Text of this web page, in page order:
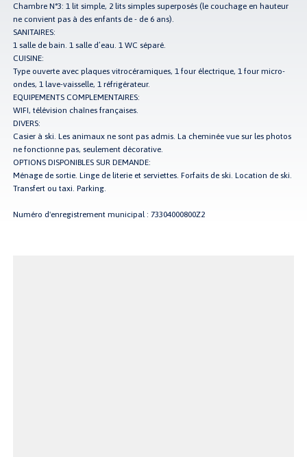
Chambre N°3: 1 lit simple, 2 lits simples superposés (le couchage en hauteur
ne convient pas à des enfants de - de 6 ans).
SANITAIRES:
1 salle de bain. 1 salle d’eau. 1 WC séparé.
CUISINE:
Type ouverte avec plaques vitrocéramiques, 1 four électrique, 1 four micro-
ondes, 1 lave-vaisselle, 1 réfrigérateur.
EQUIPEMENTS COMPLEMENTAIRES:
WIFI, télévision chaînes françaises.
DIVERS:
Casier à ski. Les animaux ne sont pas admis. La cheminée vue sur les photos
ne fonctionne pas, seulement décorative.
OPTIONS DISPONIBLES SUR DEMANDE:
Ménage de sortie. Linge de literie et serviettes. Forfaits de ski. Location de ski.
Transfert ou taxi. Parking.
Numéro d'enregistrement municipal : 73304000800Z2